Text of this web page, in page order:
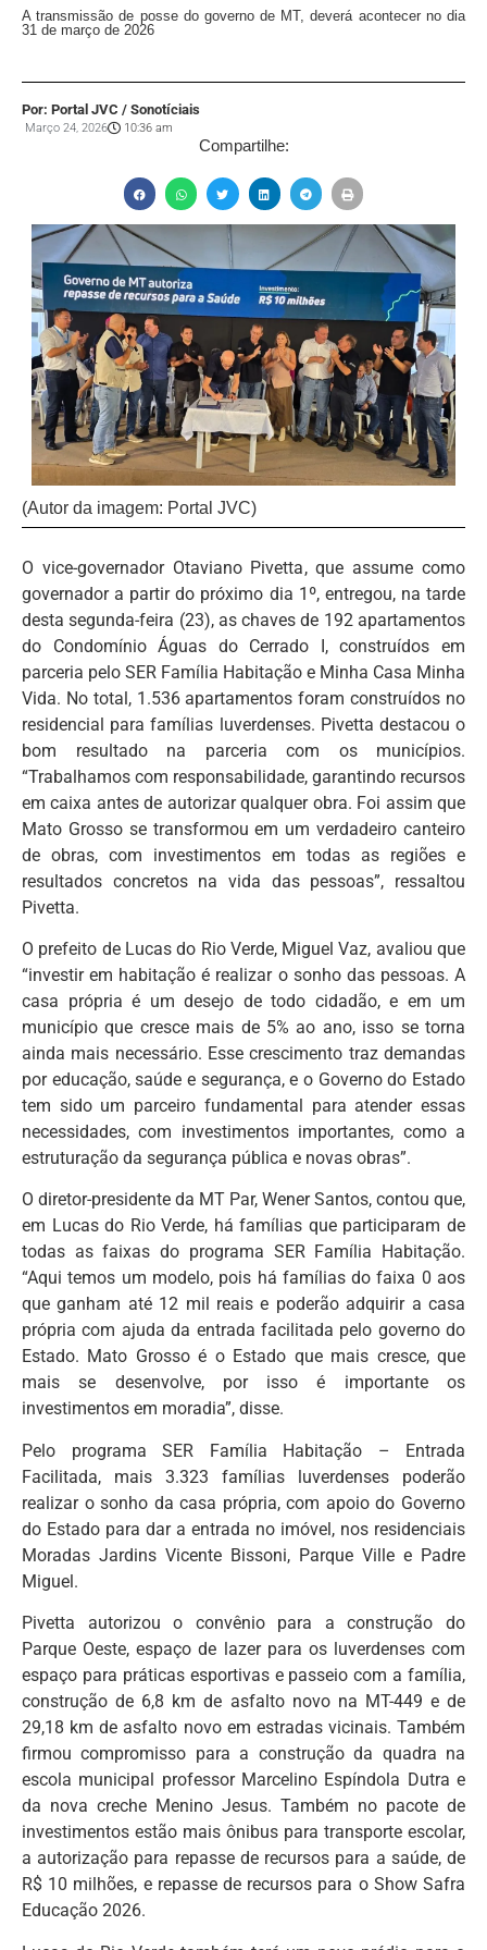
A transmissão de posse do governo de MT, deverá acontecer no dia
31 de março de 2026
Por: Portal JVC / Sonotíciais
Março 24, 2026 10:36 am
Compartilhe:
(Autor da imagem: Portal JVC)
O vice-governador Otaviano Pivetta, que assume como
governador a partir do próximo dia 1º, entregou, na tarde
desta segunda-feira (23), as chaves de 192 apartamentos
do Condomínio Águas do Cerrado I, construídos em
parceria pelo SER Família Habitação e Minha Casa Minha
Vida. No total, 1.536 apartamentos foram construídos no
residencial para famílias luverdenses. Pivetta destacou o
bom resultado na parceria com os municípios.
“Trabalhamos com responsabilidade, garantindo recursos
em caixa antes de autorizar qualquer obra. Foi assim que
Mato Grosso se transformou em um verdadeiro canteiro
de obras, com investimentos em todas as regiões e
resultados concretos na vida das pessoas”, ressaltou
Pivetta.
O prefeito de Lucas do Rio Verde, Miguel Vaz, avaliou que
“investir em habitação é realizar o sonho das pessoas. A
casa própria é um desejo de todo cidadão, e em um
município que cresce mais de 5% ao ano, isso se torna
ainda mais necessário. Esse crescimento traz demandas
por educação, saúde e segurança, e o Governo do Estado
tem sido um parceiro fundamental para atender essas
necessidades, com investimentos importantes, como a
estruturação da segurança pública e novas obras”.
O diretor-presidente da MT Par, Wener Santos, contou que,
em Lucas do Rio Verde, há famílias que participaram de
todas as faixas do programa SER Família Habitação.
“Aqui temos um modelo, pois há famílias do faixa 0 aos
que ganham até 12 mil reais e poderão adquirir a casa
própria com ajuda da entrada facilitada pelo governo do
Estado. Mato Grosso é o Estado que mais cresce, que
mais se desenvolve, por isso é importante os
investimentos em moradia”, disse.
Pelo programa SER Família Habitação – Entrada
Facilitada, mais 3.323 famílias luverdenses poderão
realizar o sonho da casa própria, com apoio do Governo
do Estado para dar a entrada no imóvel, nos residenciais
Moradas Jardins Vicente Bissoni, Parque Ville e Padre
Miguel.
Pivetta autorizou o convênio para a construção do
Parque Oeste, espaço de lazer para os luverdenses com
espaço para práticas esportivas e passeio com a família,
construção de 6,8 km de asfalto novo na MT-449 e de
29,18 km de asfalto novo em estradas vicinais. Também
firmou compromisso para a construção da quadra na
escola municipal professor Marcelino Espíndola Dutra e
da nova creche Menino Jesus. Também no pacote de
investimentos estão mais ônibus para transporte escolar,
a autorização para repasse de recursos para a saúde, de
R$ 10 milhões, e repasse de recursos para o Show Safra
Educação 2026.